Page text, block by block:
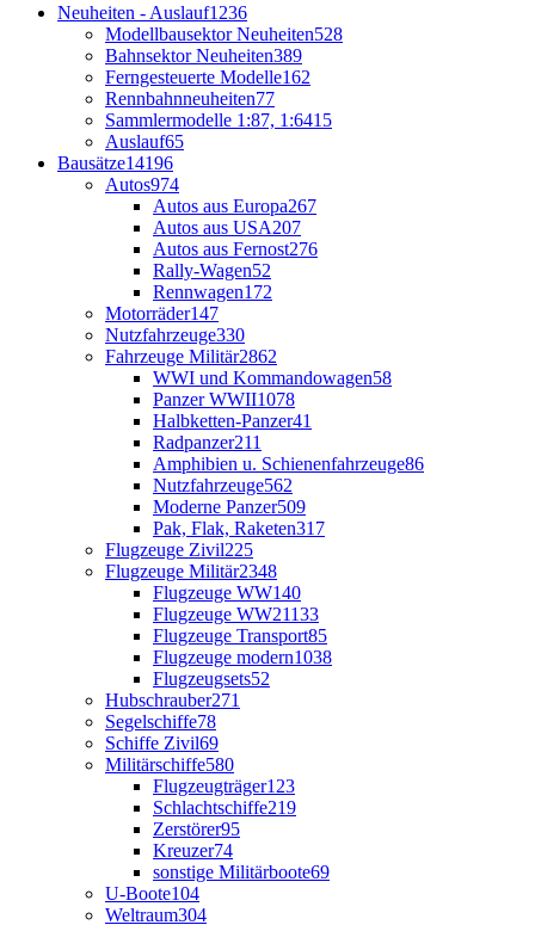
Neuheiten - Auslauf1236
Modellbausektor Neuheiten528
Bahnsektor Neuheiten389
Ferngesteuerte Modelle162
Rennbahnneuheiten77
Sammlermodelle 1:87, 1:6415
Auslauf65
Bausätze14196
Autos974
Autos aus Europa267
Autos aus USA207
Autos aus Fernost276
Rally-Wagen52
Rennwagen172
Motorräder147
Nutzfahrzeuge330
Fahrzeuge Militär2862
WWI und Kommandowagen58
Panzer WWII1078
Halbketten-Panzer41
Radpanzer211
Amphibien u. Schienenfahrzeuge86
Nutzfahrzeuge562
Moderne Panzer509
Pak, Flak, Raketen317
Flugzeuge Zivil225
Flugzeuge Militär2348
Flugzeuge WW140
Flugzeuge WW21133
Flugzeuge Transport85
Flugzeuge modern1038
Flugzeugsets52
Hubschrauber271
Segelschiffe78
Schiffe Zivil69
Militärschiffe580
Flugzeugträger123
Schlachtschiffe219
Zerstörer95
Kreuzer74
sonstige Militärboote69
U-Boote104
Weltraum304